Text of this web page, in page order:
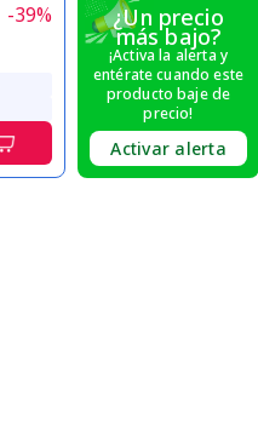
-39% ¿Un precio
más bajo?
¡Activa la alerta y
entérate cuando este
producto baje de
precio!
Activar alerta